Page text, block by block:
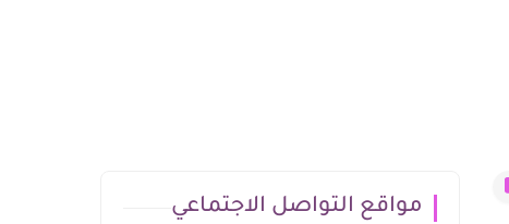
مواقع التواصل الاجتماعي